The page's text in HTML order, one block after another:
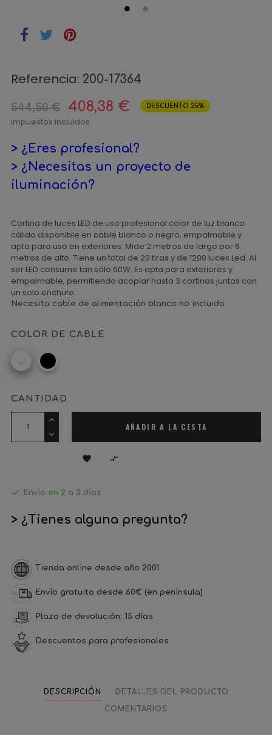
Referencia: 200-17364
544,50 € 408,38 € DESCUENTO 25%
Impuestos incluidos
> ¿Eres profesional?
> ¿Necesitas un proyecto de
iluminación?
Cortina de luces LED de uso profesional color de luz blanco
cálido disponible en cable blanco o negro, empalmable y
apta para uso en exteriores. Mide 2 metros de largo por 6
metros de alto. Tiene un total de 20 tiras y de 1200 luces Led. Al
ser LED consume tan sólo 60W. Es apta para exteriores y
empalmable, permitiendo acoplar hasta 3 cortinas juntas con
un solo enchufe.
Necesita cable de alimentación blanco no incluido
COLOR DE CABLE
BlancoNegro
CANTIDAD
AÑADIR A LA CESTA
 
 Envío en 2 a 3 días
> ¿Tienes alguna pregunta?
Tienda online desde año 2001
Envío gratuito desde 60€ (en península)
Plazo de devolución: 15 días
Descuentos para profesionales
DESCRIPCIÓN
DETALLES DEL PRODUCTO
COMENTARIOS